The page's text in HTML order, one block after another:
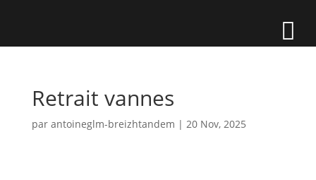
Retrait vannes
par antoineglm-breizhtandem | 20 Nov, 2025